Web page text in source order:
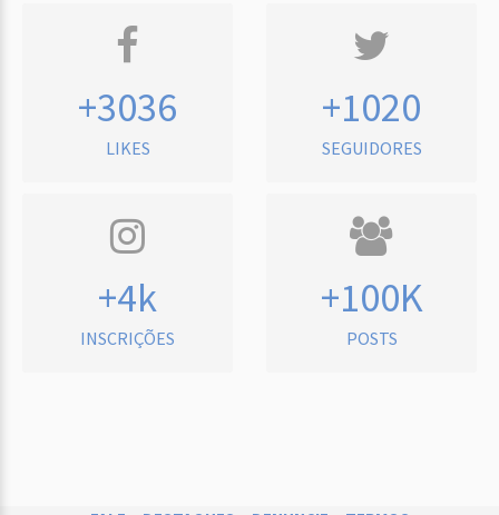
+3036
LIKES
+1020
SEGUIDORES
+4k
INSCRIÇÕES
+100K
POSTS